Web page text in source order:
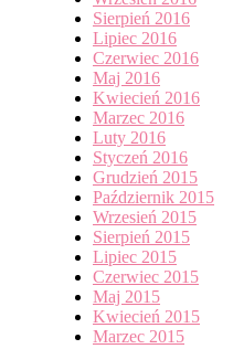
Sierpień 2016
Lipiec 2016
Czerwiec 2016
Maj 2016
Kwiecień 2016
Marzec 2016
Luty 2016
Styczeń 2016
Grudzień 2015
Październik 2015
Wrzesień 2015
Sierpień 2015
Lipiec 2015
Czerwiec 2015
Maj 2015
Kwiecień 2015
Marzec 2015